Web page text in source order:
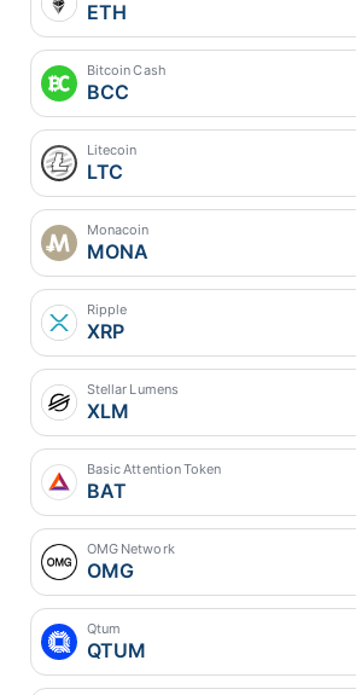
ETH
Bitcoin Cash
BCC
Litecoin
LTC
Monacoin
MONA
Ripple
XRP
Stellar Lumens
XLM
Basic Attention Token
BAT
OMG Network
OMG
Qtum
QTUM